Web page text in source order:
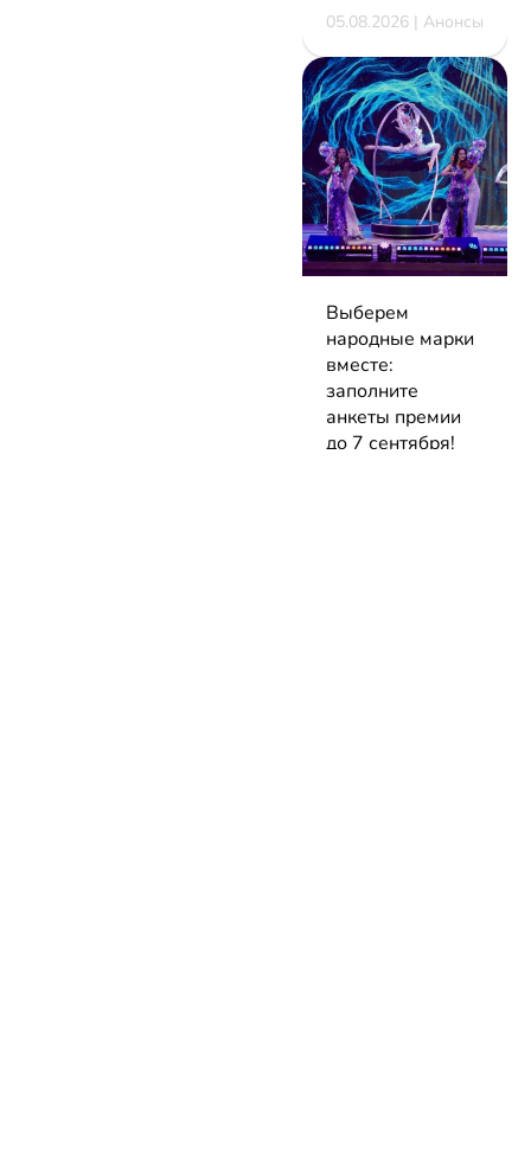
05.08.2026 | Анонсы
Выберем
народные марки
вместе:
заполните
анкеты премии
до 7 сентября!